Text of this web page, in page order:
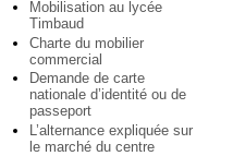
Mobilisation au lycée
Timbaud
Charte du mobilier
commercial
Demande de carte
nationale d’identité ou de
passeport
L’alternance expliquée sur
le marché du centre